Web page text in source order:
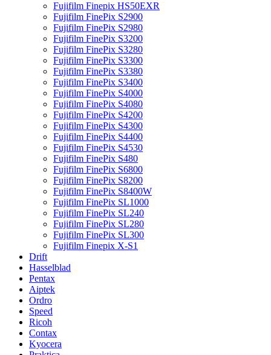
Fujifilm Finepix HS50EXR
Fujifilm FinePix S2900
Fujifilm FinePix S2980
Fujifilm FinePix S3200
Fujifilm FinePix S3280
Fujifilm FinePix S3300
Fujifilm FinePix S3380
Fujifilm FinePix S3400
Fujifilm FinePix S4000
Fujifilm FinePix S4080
Fujifilm FinePix S4200
Fujifilm FinePix S4300
Fujifilm FinePix S4400
Fujifilm FinePix S4530
Fujifilm FinePix S480
Fujifilm FinePix S6800
Fujifilm FinePix S8200
Fujifilm FinePix S8400W
Fujifilm FinePix SL1000
Fujifilm FinePix SL240
Fujifilm FinePix SL280
Fujifilm FinePix SL300
Fujifilm Finepix X-S1
Drift
Hasselblad
Pentax
Aiptek
Ordro
Speed
Ricoh
Contax
Kyocera